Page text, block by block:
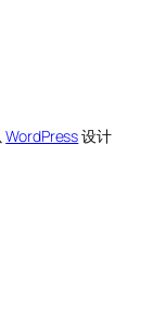
WordPress设计